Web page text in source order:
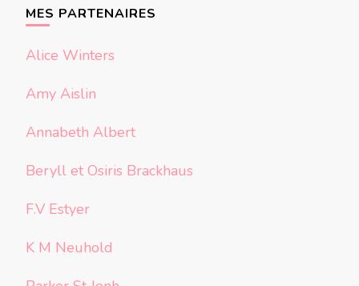
MES PARTENAIRES
Alice Winters
Amy Aislin
Annabeth Albert
Beryll et Osiris Brackhaus
F.V Estyer
K M Neuhold